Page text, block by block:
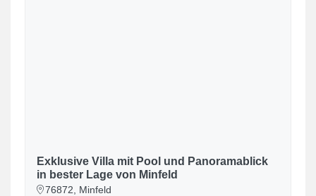
Exklusive Villa mit Pool und Panoramablick
in bester Lage von Minfeld
76872, Minfeld